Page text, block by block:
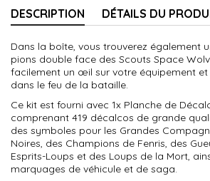
DESCRIPTION DÉTAILS DU
Dans la boîte, vous trouverez également
pions double face des Scouts Space
facilement un œil sur votre équipement et
dans le feu de la bataille.
Ce kit est fourni avec 1x Planche de
comprenant 419 décalcos de grande
des symboles pour les Grandes
Noires, des Champions de Fenris, des
Esprits-Loups et des Loups de la Mort,
marquages de véhicule et de saga.